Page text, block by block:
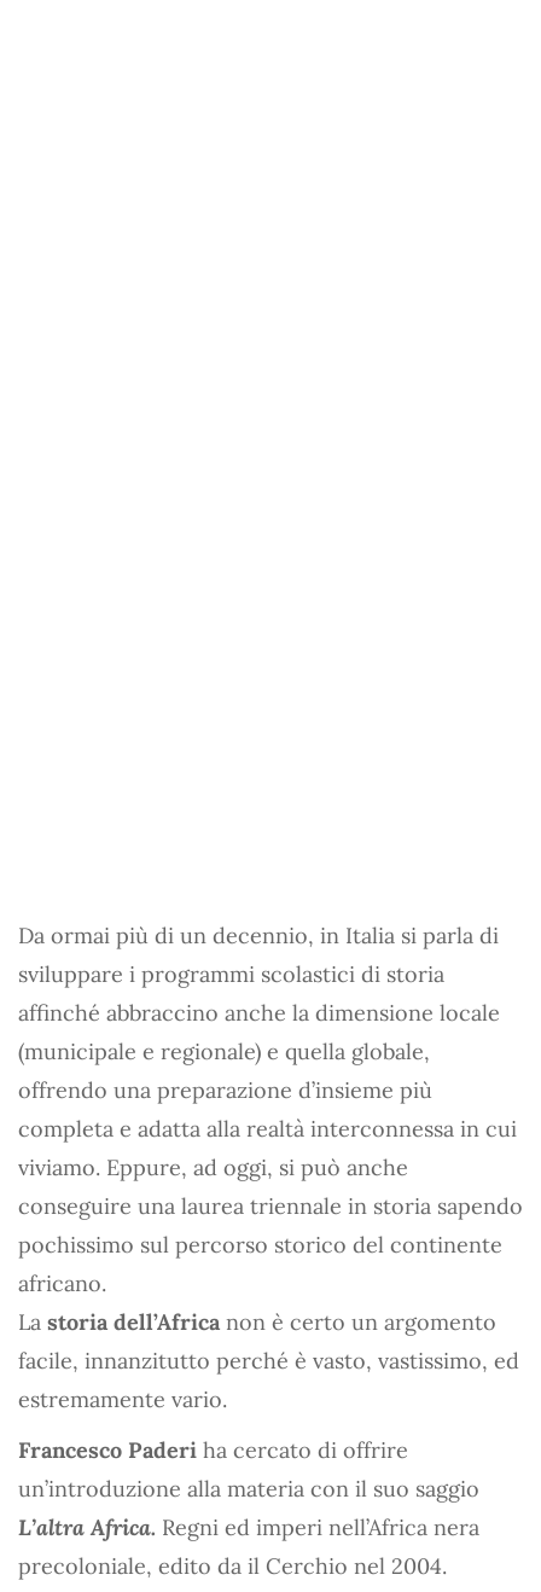
Da ormai più di un decennio, in Italia si parla di
sviluppare i programmi scolastici di storia
affinché abbraccino anche la dimensione locale
(municipale e regionale) e quella globale,
offrendo una preparazione d’insieme più
completa e adatta alla realtà interconnessa in cui
viviamo. Eppure, ad oggi, si può anche
conseguire una laurea triennale in storia sapendo
pochissimo sul percorso storico del continente
africano.
La storia dell’Africa non è certo un argomento
facile, innanzitutto perché è vasto, vastissimo, ed
estremamente vario.
Francesco Paderi ha cercato di offrire
un’introduzione alla materia con il suo saggio
L’altra Africa. Regni ed imperi nell’Africa nera
precoloniale, edito da il Cerchio nel 2004.